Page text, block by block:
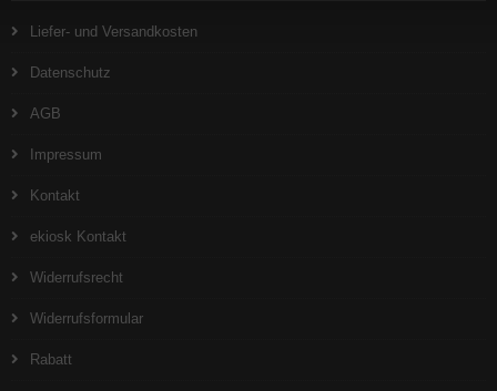
Liefer- und Versandkosten
Datenschutz
AGB
Impressum
Kontakt
ekiosk Kontakt
Widerrufsrecht
Widerrufsformular
Rabatt